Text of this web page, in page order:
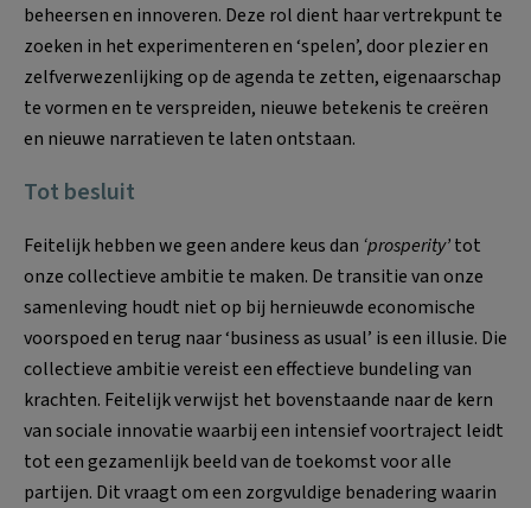
beheersen en innoveren. Deze rol dient haar vertrekpunt te
zoeken in het experimenteren en ‘spelen’, door plezier en
zelfverwezenlijking op de agenda te zetten, eigenaarschap
te vormen en te verspreiden, nieuwe betekenis te creëren
en nieuwe narratieven te laten ontstaan.
Tot besluit
Feitelijk hebben we geen andere keus dan ‘prosperity’tot
onze collectieve ambitie te maken. De transitie van onze
samenleving houdt niet op bij hernieuwde economische
voorspoed en terug naar ‘business as usual’ is een illusie. Die
collectieve ambitie vereist een effectieve bundeling van
krachten. Feitelijk verwijst het bovenstaande naar de kern
van sociale innovatie waarbij een intensief voortraject leidt
tot een gezamenlijk beeld van de toekomst voor alle
partijen. Dit vraagt om een zorgvuldige benadering waarin